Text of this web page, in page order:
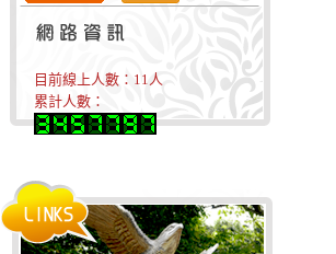
目前線上人數： 11人
累計人數：